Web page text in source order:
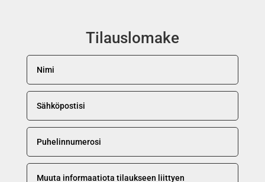
Tilauslomake